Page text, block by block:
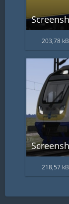
203,78 kB
218,57 kB